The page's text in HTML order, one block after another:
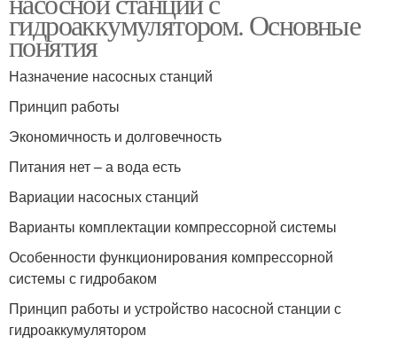
гидроаккумулятором. Основные
понятия
Назначение насосных станций
Принцип работы
Экономичность и долговечность
Питания нет – а вода есть
Вариации насосных станций
Варианты комплектации компрессорной системы
Особенности функционирования компрессорной
системы с гидробаком
Принцип работы и устройство насосной станции с
гидроаккумулятором